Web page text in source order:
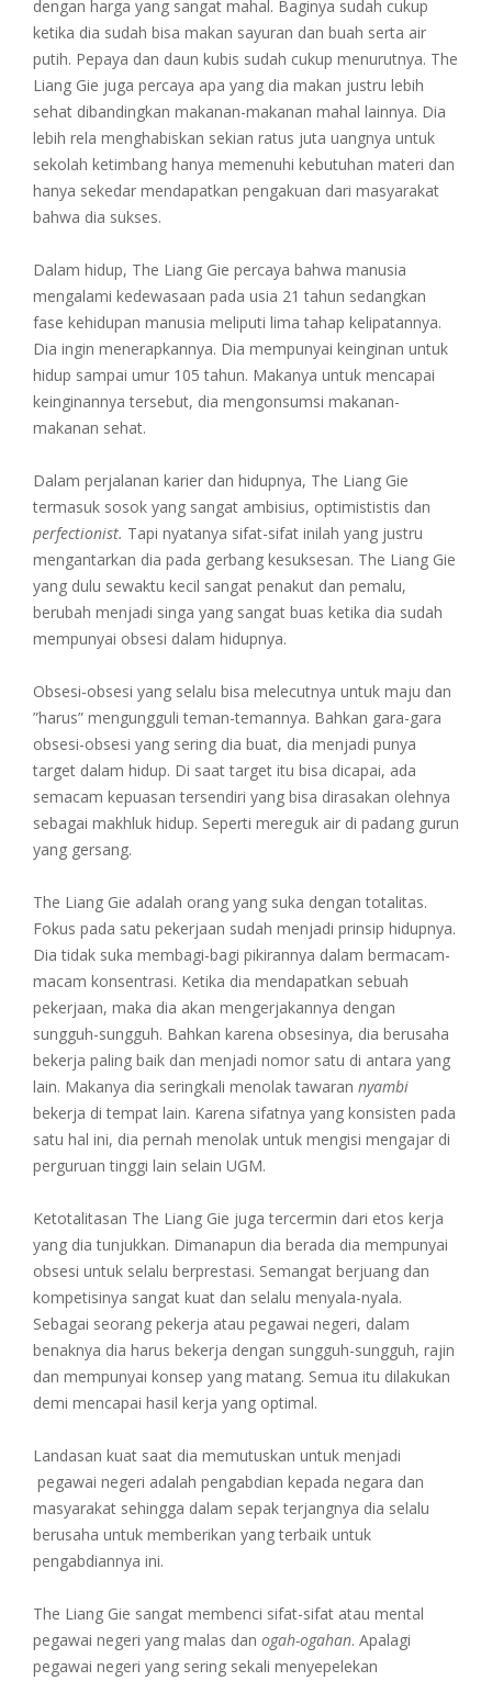
dengan harga yang sangat mahal. Baginya sudah cukup
ketika dia sudah bisa makan sayuran dan buah serta air
putih. Pepaya dan daun kubis sudah cukup menurutnya. The
Liang Gie juga percaya apa yang dia makan justru lebih
sehat dibandingkan makanan-makanan mahal lainnya. Dia
lebih rela menghabiskan sekian ratus juta uangnya untuk
sekolah ketimbang hanya memenuhi kebutuhan materi dan
hanya sekedar mendapatkan pengakuan dari masyarakat
bahwa dia sukses.
Dalam hidup, The Liang Gie percaya bahwa manusia
mengalami kedewasaan pada usia 21 tahun sedangkan
fase kehidupan manusia meliputi lima tahap kelipatannya.
Dia ingin menerapkannya. Dia mempunyai keinginan untuk
hidup sampai umur 105 tahun. Makanya untuk mencapai
keinginannya tersebut, dia mengonsumsi makanan-
makanan sehat.
Dalam perjalanan karier dan hidupnya, The Liang Gie
termasuk sosok yang sangat ambisius, optimististis dan
perfectionist. Tapi nyatanya sifat-sifat inilah yang justru
mengantarkan dia pada gerbang kesuksesan. The Liang Gie
yang dulu sewaktu kecil sangat penakut dan pemalu,
berubah menjadi singa yang sangat buas ketika dia sudah
mempunyai obsesi dalam hidupnya.
Obsesi-obsesi yang selalu bisa melecutnya untuk maju dan
”harus” mengungguli teman-temannya. Bahkan gara-gara
obsesi-obsesi yang sering dia buat, dia menjadi punya
target dalam hidup. Di saat target itu bisa dicapai, ada
semacam kepuasan tersendiri yang bisa dirasakan olehnya
sebagai makhluk hidup. Seperti mereguk air di padang gurun
yang gersang.
The Liang Gie adalah orang yang suka dengan totalitas.
Fokus pada satu pekerjaan sudah menjadi prinsip hidupnya.
Dia tidak suka membagi-bagi pikirannya dalam bermacam-
macam konsentrasi. Ketika dia mendapatkan sebuah
pekerjaan, maka dia akan mengerjakannya dengan
sungguh-sungguh. Bahkan karena obsesinya, dia berusaha
bekerja paling baik dan menjadi nomor satu di antara yang
lain. Makanya dia seringkali menolak tawaran nyambi
bekerja di tempat lain. Karena sifatnya yang konsisten pada
satu hal ini, dia pernah menolak untuk mengisi mengajar di
perguruan tinggi lain selain UGM.
Ketotalitasan The Liang Gie juga tercermin dari etos kerja
yang dia tunjukkan. Dimanapun dia berada dia mempunyai
obsesi untuk selalu berprestasi. Semangat berjuang dan
kompetisinya sangat kuat dan selalu menyala-nyala.
Sebagai seorang pekerja atau pegawai negeri, dalam
benaknya dia harus bekerja dengan sungguh-sungguh, rajin
dan mempunyai konsep yang matang. Semua itu dilakukan
demi mencapai hasil kerja yang optimal.
Landasan kuat saat dia memutuskan untuk menjadi
pegawai negeri adalah pengabdian kepada negara dan
masyarakat sehingga dalam sepak terjangnya dia selalu
berusaha untuk memberikan yang terbaik untuk
pengabdiannya ini.
The Liang Gie sangat membenci sifat-sifat atau mental
pegawai negeri yang malas dan ogah-ogahan. Apalagi
pegawai negeri yang sering sekali menyepelekan